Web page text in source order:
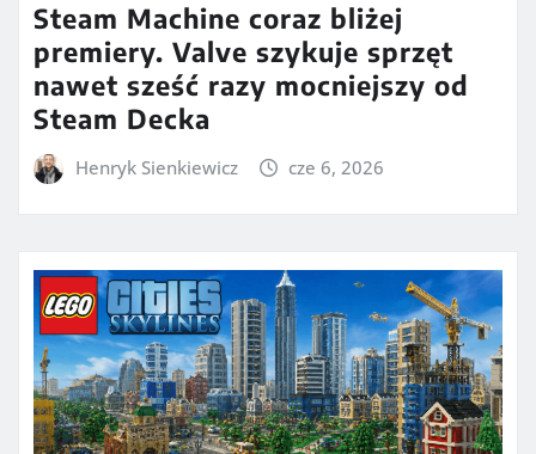
Steam Machine coraz bliżej
premiery. Valve szykuje sprzęt
nawet sześć razy mocniejszy od
Steam Decka
Henryk Sienkiewicz cze 6, 2026